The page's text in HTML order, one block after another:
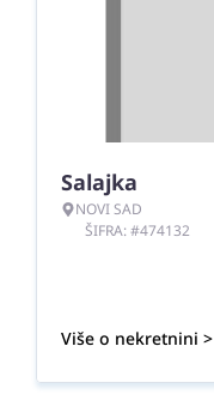
Salajka
NOVI SAD
ŠIFRA: #474132
Više o nekretnini >